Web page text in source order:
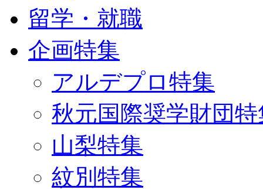
留学・就職
企画特集
アルデプロ特集
秋元国際奨学財団特
山梨特集
紋別特集